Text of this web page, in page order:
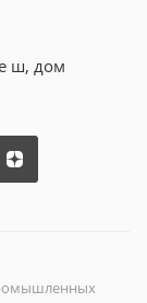
ш, дом